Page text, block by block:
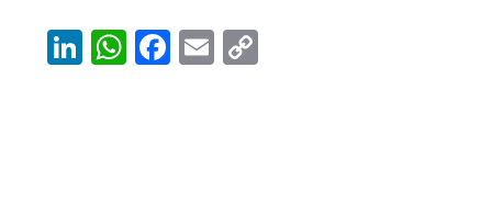
LinkedIn
WhatsApp
Facebook
EmailCopy